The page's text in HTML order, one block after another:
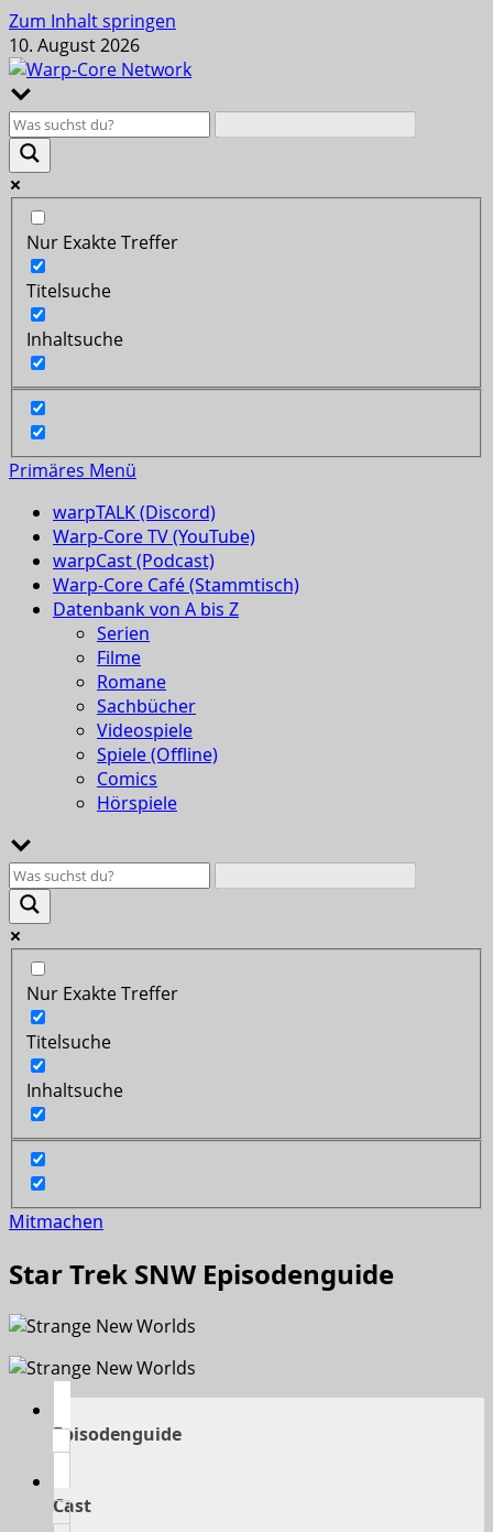
Zum Inhalt springen
10. August 2026
Nur Exakte Treffer
Titelsuche
Inhaltsuche
Primäres Menü
warpTALK (Discord)
Warp-Core TV (YouTube)
warpCast (Podcast)
Warp-Core Café (Stammtisch)
Datenbank von A bis Z
Serien
Filme
Romane
Sachbücher
Videospiele
Spiele (Offline)
Comics
Hörspiele
Nur Exakte Treffer
Titelsuche
Inhaltsuche
Mitmachen
Star Trek SNW Episodenguide
Episodenguide
Cast